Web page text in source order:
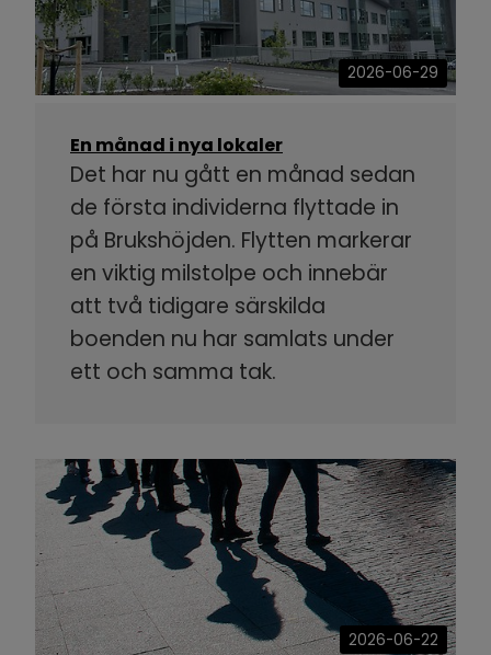
2026-06-29
En månad i nya lokaler
Det har nu gått en månad sedan
de första individerna flyttade in
på Brukshöjden. Flytten markerar
en viktig milstolpe och innebär
att två tidigare särskilda
boenden nu har samlats under
ett och samma tak.
2026-06-22